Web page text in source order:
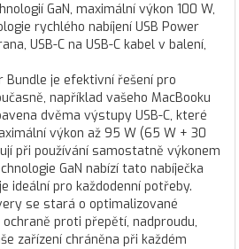
GaN, maximální výkon 100 W,
rychlého nabíjení USB Power
USB-C na USB-C kabel v balení,
Bundle je efektivní řešení pro
například vašeho MacBooku
dvěma výstupy USB-C, které
výkon až 95 W (65 W + 30
při používání samostatně výkonem
GaN nabízí tato nabíječka
ideální pro každodenní potřeby.
se stará o optimalizované
proti přepětí, nadproudu,
zařízení chráněna při každém